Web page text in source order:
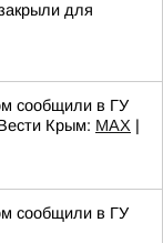
для
сообщили в ГУ
Крым: MAX |
сообщили в ГУ